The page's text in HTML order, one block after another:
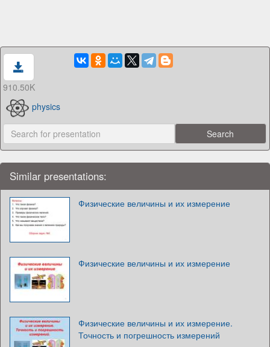
910.50K
physics
Similar presentations:
Физические величины и их измерение
Физические величины и их измерение
Физические величины и их измерение.
Точность и погрешность измерений